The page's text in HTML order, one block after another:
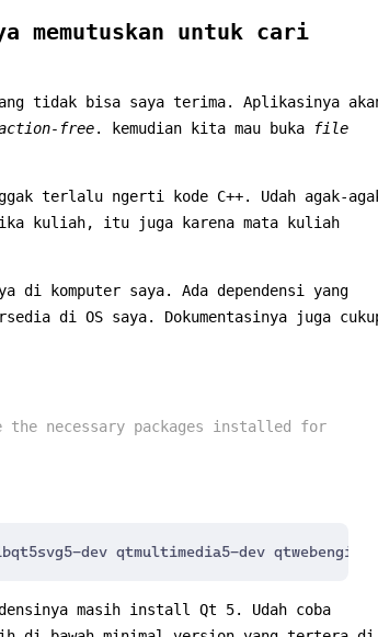
memutuskan untuk cari
tidak bisa saya terima. Aplikasinya
free. kemudian kita mau buka
file
terlalu ngerti kode C++. Udah agak-
kuliah, itu juga karena mata kuliah
di komputer saya. Ada dependensi yang
di OS saya. Dokumentasinya juga
the necessary packages installed for
masih install Qt 5. Udah coba